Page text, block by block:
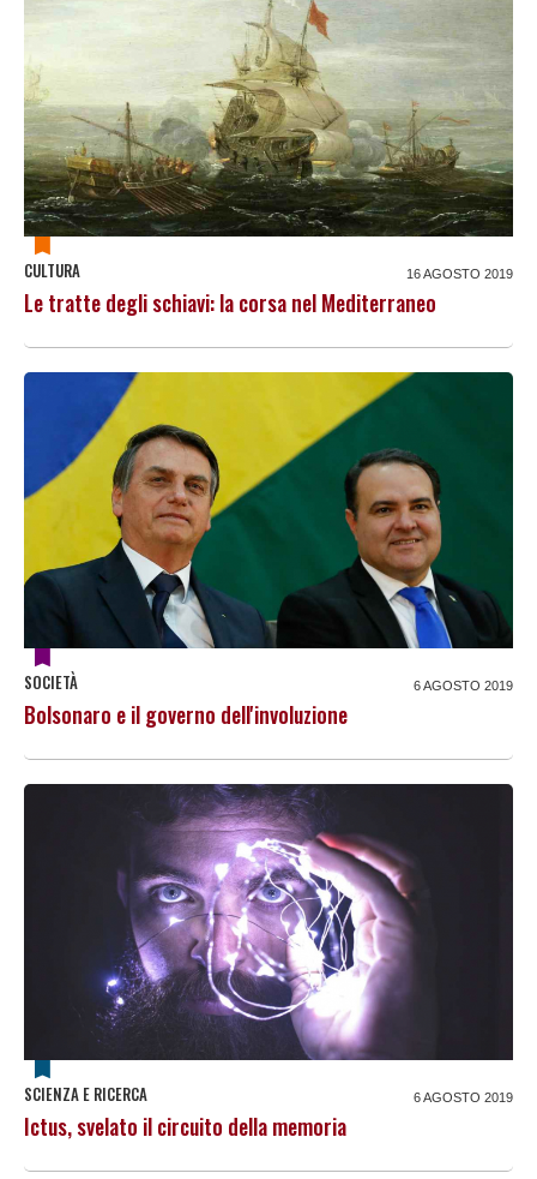
CULTURA 16 AGOSTO 2019
Le tratte degli schiavi: la corsa nel Mediterraneo
SOCIETÀ 6 AGOSTO 2019
Bolsonaro e il governo dell'involuzione
SCIENZA E RICERCA 6 AGOSTO 2019
Ictus, svelato il circuito della memoria